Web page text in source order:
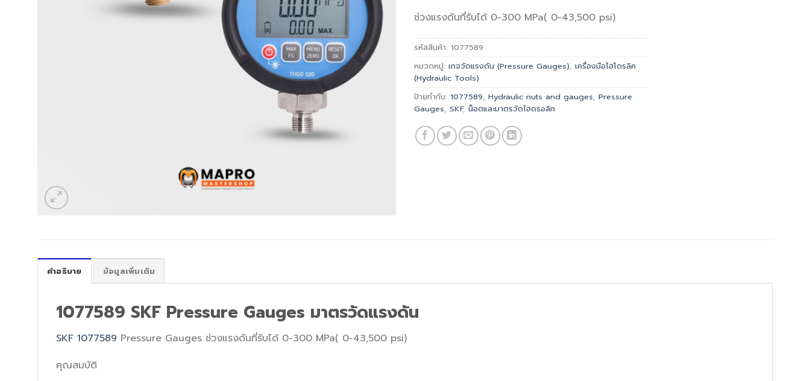
ช่วงแรงดันที่รับได้ 0-300 MPa( 0-43,500 psi)
รหัสสินค้า: 1077589
หมวดหมู่: เกจวัดแรงดัน (Pressure Gauges), เครื่องมือไฮโดรลิค
(Hydraulic Tools)
ป้ายกำกับ: 1077589, Hydraulic nuts and gauges, Pressure
Gauges, SKF, น็อตและมาตรวัดไฮดรอลิก
คำอธิบาย ข้อมูลเพิ่มเติม
1077589 SKF Pressure Gauges มาตรวัดแรงดัน
SKF 1077589 Pressure Gauges ช่วงแรงดันที่รับได้ 0-300 MPa( 0-43,500 psi)
คุณสมบัติ